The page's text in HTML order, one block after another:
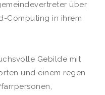
über
Computing in ihrem
Gebilde mit
und einem regen